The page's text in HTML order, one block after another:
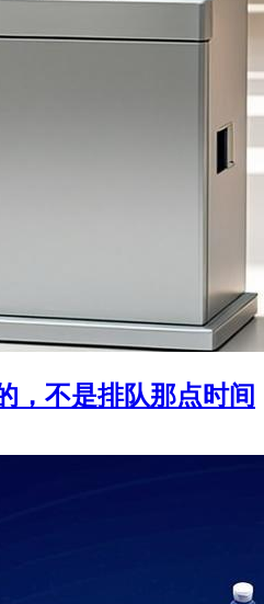
，不是排队那点时间